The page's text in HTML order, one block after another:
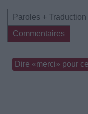
Paroles + Traduction
Commentaires
Dire «merci» pour